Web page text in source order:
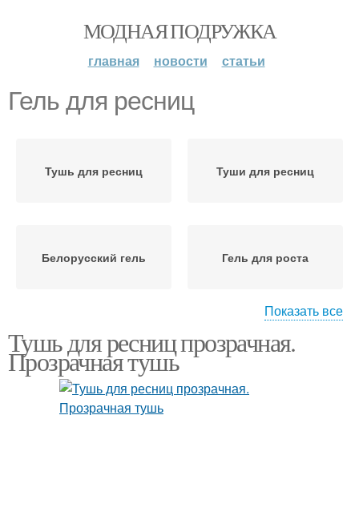
МОДНАЯ ПОДРУЖКА
главная новости статьи
Гель для ресниц
Тушь для ресниц Туши для ресниц
Белорусский гель Гель для роста
Средства для ресниц
Показать все
Тушь для ресниц прозрачная.
Прозрачная тушь